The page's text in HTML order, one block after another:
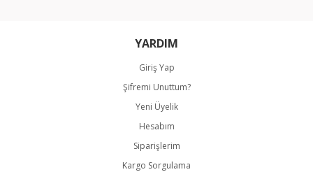
Gönder
YARDIM
Giriş Yap
Şifremi Unuttum?
Yeni Üyelik
Hesabım
Siparişlerim
Kargo Sorgulama